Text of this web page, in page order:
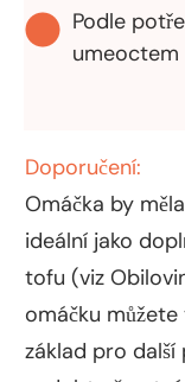
Podle
umeoctem
Doporučení:
Omáčka by
ideální jako
tofu (viz
omáčku
základ pro